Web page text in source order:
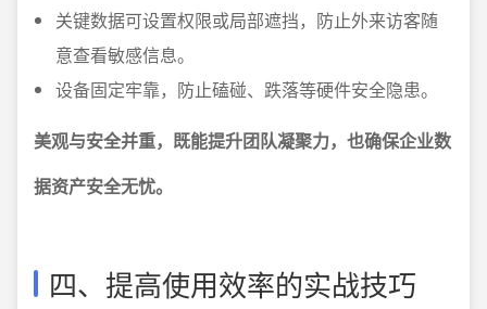
关键数据可设置权限或局部遮挡，防止外来访客随
意查看敏感信息。
设备固定牢靠，防止磕碰、跌落等硬件安全隐患。
美观与安全并重，既能提升团队凝聚力，也确保企业数
据资产安全无忧。
四、提高使用效率的实战技巧